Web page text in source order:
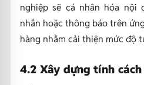
nghiệp sẽ cá nhân hóa nội
nhắn hoặc thông báo trên
hàng nhằm cải thiện mức độ
4.2 Xây dựng tính